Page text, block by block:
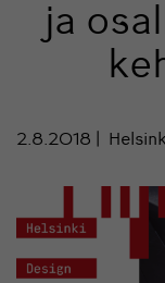
ja
2.8.2018